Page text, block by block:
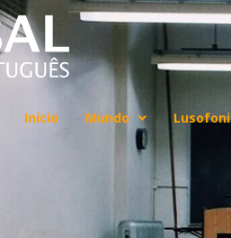
Início Mundo